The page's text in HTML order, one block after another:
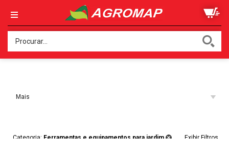
Mais
Categoria: Ferramentas e equipamentos para jardim Exibir Filtros